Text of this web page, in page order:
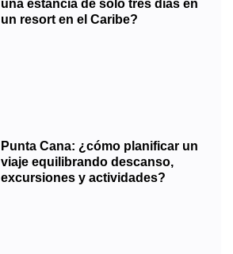
una estancia de solo tres días en
un resort en el Caribe?
Punta Cana: ¿cómo planificar un
viaje equilibrando descanso,
excursiones y actividades?